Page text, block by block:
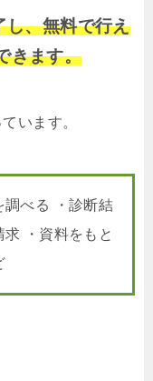
し、無料で行え
きます。
います。
調べる ・診断結
・資料をもと